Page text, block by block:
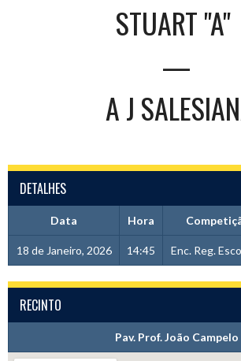
STUART "A"
—
A J
DETALHES
Data Hora
18 de Janeiro, 2026 14:45 Enc. Reg.
RECINTO
Pav. Prof. João Campelo